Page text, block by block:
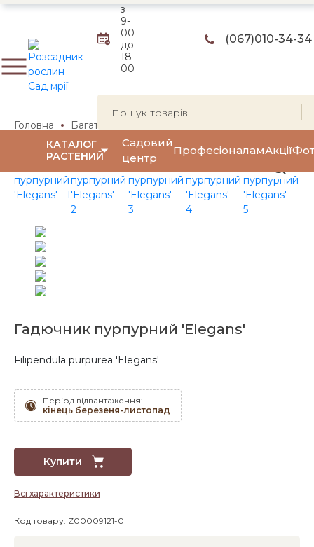
з
9-
00
до
18-
00
(067)010-34-34
КАТАЛОГ
РАСТЕНИЙ
Садовий
центр
ПрофесіоналамАкції
Головна Багаторічні квіти та трави
Гадючник пурпурний 'Elegans'
Filipendula purpurea 'Elegans'
Період відвантаження:
кінець березеня-листопад
Купити
Всі характеристики
Код товару: Z00009121-0